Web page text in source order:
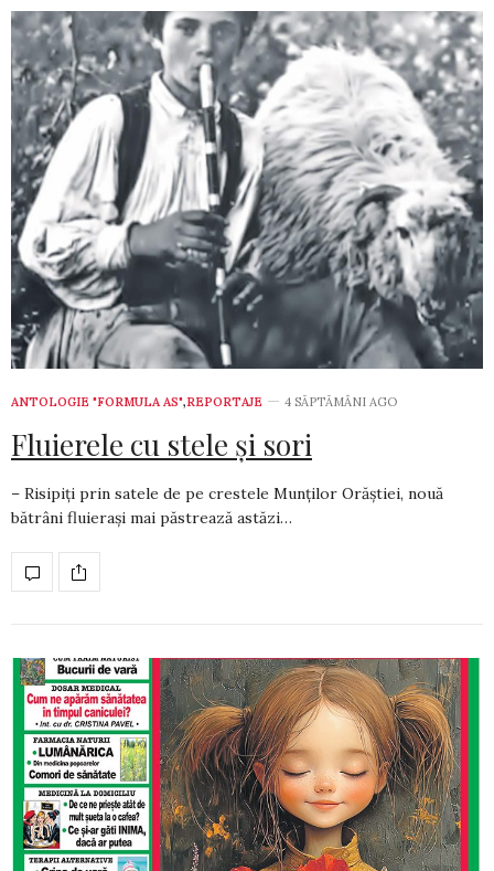
ANTOLOGIE "FORMULA AS",REPORTAJE 4 SĂPTĂMÂNI AGO
Fluierele cu stele şi sori
– Risipiţi prin satele de pe crestele Munţilor Orăştiei, nouă
bătrâni fluieraşi mai păstrează astăzi…